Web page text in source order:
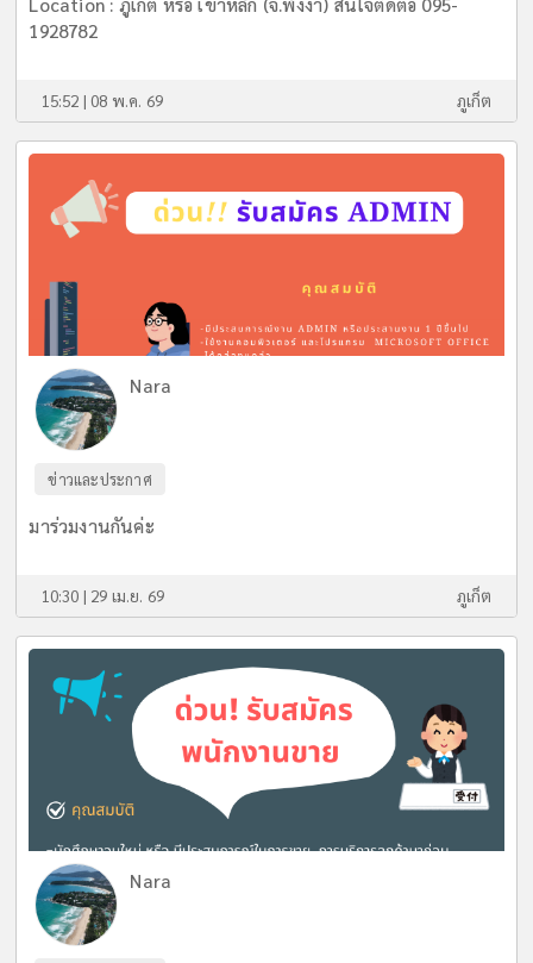
Location : ภูเก็ต หรือ เขาหลัก (จ.พังงา) สนใจติดต่อ 095-
1928782
15:52 | 08 พ.ค. 69 ภูเก็ต
Nara
ข่าวและประกาศ
มาร่วมงานกันค่ะ
10:30 | 29 เม.ย. 69 ภูเก็ต
Nara